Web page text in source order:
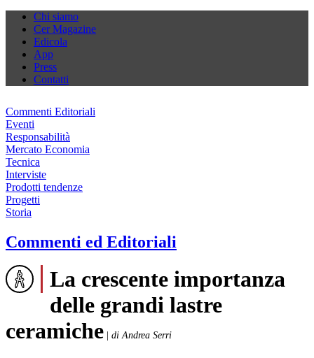
Chi siamo
Cer Magazine
Edicola
App
Press
Contatti
Commenti Editoriali
Eventi
Responsabilità
Mercato Economia
Tecnica
Interviste
Prodotti tendenze
Progetti
Storia
Commenti ed Editoriali
La crescente importanza
delle grandi lastre
ceramiche
di Andrea Serri